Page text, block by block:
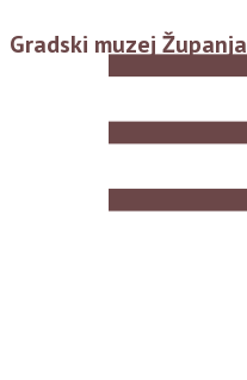
Gradski muzej Županja